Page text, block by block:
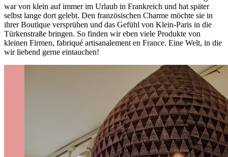
war von klein auf immer im Urlaub in Frankreich und hat später
selbst lange dort gelebt. Den französischen Charme möchte sie in
ihrer Boutique versprühen und das Gefühl von Klein-Paris in die
Türkenstraße bringen. So finden wir eben viele Produkte von
kleinen Firmen, fabriqué artisanalement en France. Eine Welt, in die
wir liebend gerne eintauchen!